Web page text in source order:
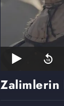
Zalimlerin